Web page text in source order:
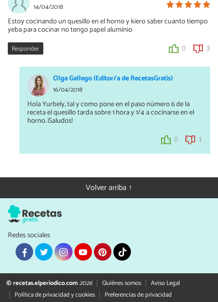
14/04/2018
Estoy cocinando un quesillo en el horno y kiero saber cuanto tiempo
yeba para cocinar no tengo papel aluminio
Responder 0 3
Olga Gallego (Editor/a de RecetasGratis)
16/04/2018
Hola Yurbely, tal y como pone en el paso número 6 de la
receta el quesillo tarda sobre 1 hora y 1/4 a cocinarse en el
horno. ¡Saludos!
0 1
Volver arriba ↑
Redes sociales
© recetas.elperiodico.com2026 Quiénes somos
Aviso Legal
Política de privacidad y cookies
Preferencias de privacidad